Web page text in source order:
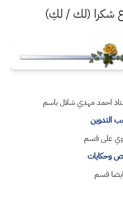
شكرا (لك / لكِ)
احمد مهدي شلال باسم
التدوين
على قسم
وحكايات
قسم